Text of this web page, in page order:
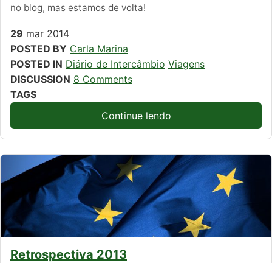
no blog, mas estamos de volta!
29 mar 2014
POSTED BY Carla Marina
POSTED IN Diário de Intercâmbio Viagens
DISCUSSION 8 Comments
TAGS
Continue lendo
Retrospectiva 2013